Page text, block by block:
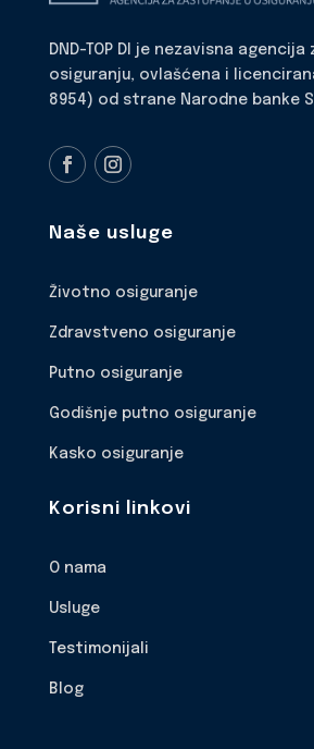
DND-TOP DI je nezavisna
osiguranju, ovlašćena i
8954) od strane Narodne banke
Naše usluge
Životno osiguranje
Zdravstveno osiguranje
Putno osiguranje
Godišnje putno osiguranje
Kasko osiguranje
Korisni linkovi
O nama
Usluge
Testimonijali
Blog